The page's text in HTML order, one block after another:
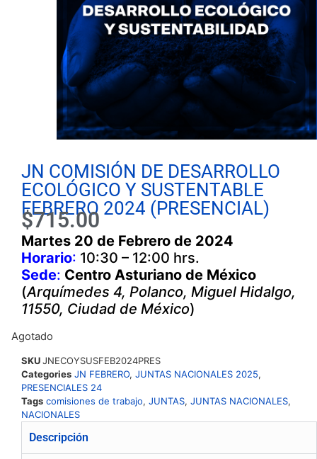
JN COMISIÓN DE DESARROLLO
ECOLÓGICO Y SUSTENTABLE
FEBRERO 2024 (PRESENCIAL)
$715.00
Martes 20 de Febrero de 2024
Horario: 10:30 – 12:00 hrs.
Sede: Centro Asturiano de México
(Arquímedes 4, Polanco, Miguel Hidalgo,
11550, Ciudad de México)
Agotado
SKUJNECOYSUSFEB2024PRES
Categories JN FEBRERO, JUNTAS NACIONALES 2025,
PRESENCIALES 24
Tags comisiones de trabajo, JUNTAS, JUNTAS NACIONALES,
NACIONALES
Descripción